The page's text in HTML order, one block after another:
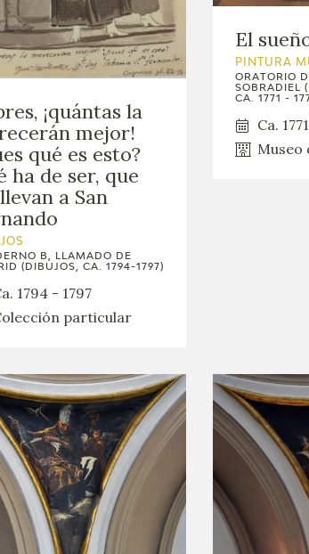
¡quántas la
mejor!
qué es esto?
ha de ser, que
a San
B, LLAMADO DE
(DIBUJOS, CA. 1794-1797)
1794 - 1797
particular
El
PINTURA
ORATORIO
SOBRADIEL
CA. 1771 -
Ca.
Museo